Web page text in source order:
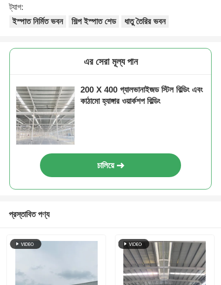
উদ্ধৃতির জন্য আবেদন
ইস্পাত কাঠামো বিল্ডিং
ইস্পাত কাঠামো কর্মশালা
ইস্পাত কাঠামো শ্যাড
ভারী ইস্পাত কাঠামো
ইস্পাত কাঠামো সেতু
ট্যাগ:
ইস্পাত নির্মিত ভবন
শিল্প ইস্পাত শেড ধাতু তৈরির ভবন
এর সেরা মূল্য পান
200 X 400 গ্যালভানাইজড স্টিল বিল্ডিং এবং
কাঠামো হ্যাঙ্গার ওয়ার্কশপ বিল্ডিং
চালিয়ে
প্রস্তাবিত পণ্য